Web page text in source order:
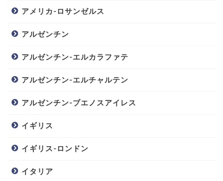
アメリカ-ロサンゼルス
アルゼンチン
アルゼンチン-エルカラファテ
アルゼンチン-エルチャルテン
アルゼンチン-ブエノスアイレス
イギリス
イギリス-ロンドン
イタリア